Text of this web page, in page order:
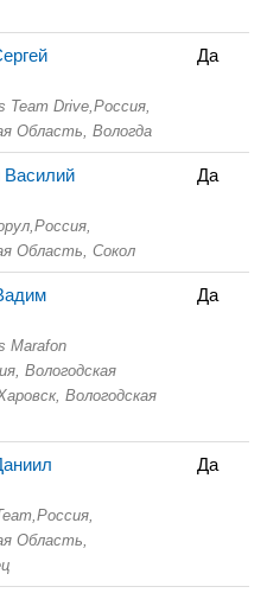
Team Drive, Россия,
Область, Вологда
Да
Василий
Россия,
Область, Сокол
Да
Marafon
Вологодская
Вологодская
Да
Россия,
Область,
Да